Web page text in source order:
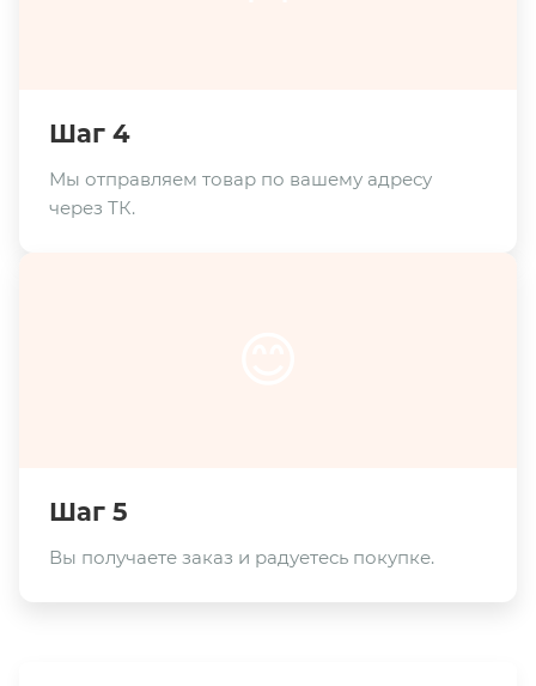
Шаг 4
Мы отправляем товар по вашему адресу
через ТК.
Шаг 5
Вы получаете заказ и радуетесь покупке.